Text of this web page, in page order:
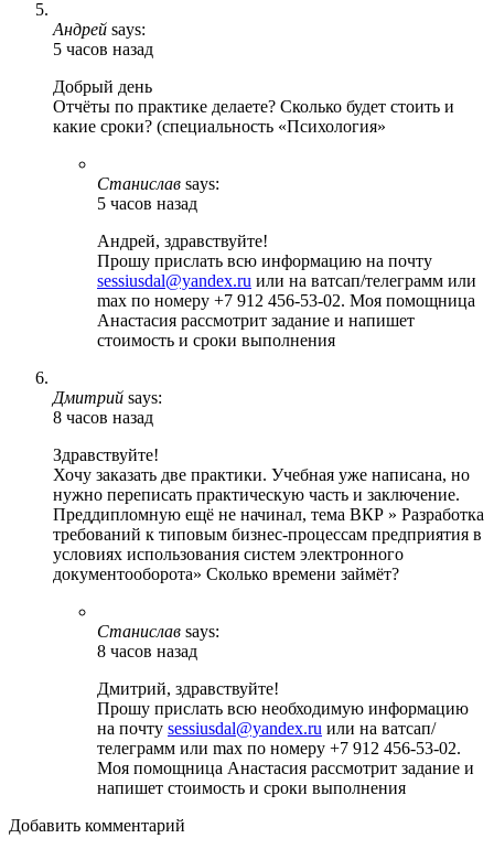
Андрей says:
5 часов назад
Добрый день
Отчёты по практике делаете? Сколько будет стоить и
какие сроки? (специальность «Психология»
Станислав says:
5 часов назад
Андрей, здравствуйте!
Прошу прислать всю информацию на почту
sessiusdal@yandex.ru или на ватсап/телеграмм или
max по номеру +7 912 456-53-02. Моя помощница
Анастасия рассмотрит задание и напишет
стоимость и сроки выполнения
Дмитрий says:
8 часов назад
Здравствуйте!
Хочу заказать две практики. Учебная уже написана, но
нужно переписать практическую часть и заключение.
Преддипломную ещё не начинал, тема ВКР » Разработка
требований к типовым бизнес-процессам предприятия в
условиях использования систем электронного
документооборота» Сколько времени займёт?
Станислав says:
8 часов назад
Дмитрий, здравствуйте!
Прошу прислать всю необходимую информацию
на почту sessiusdal@yandex.ru или на ватсап/
телеграмм или max по номеру +7 912 456-53-02.
Моя помощница Анастасия рассмотрит задание и
напишет стоимость и сроки выполнения
Добавить комментарий